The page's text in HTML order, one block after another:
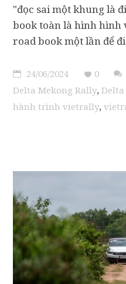
"đọc sai một khung là
book toàn là hình hình
road book một lần để
24/06/2024 0
Delta Mekong Rally,
hành trình vietrally,